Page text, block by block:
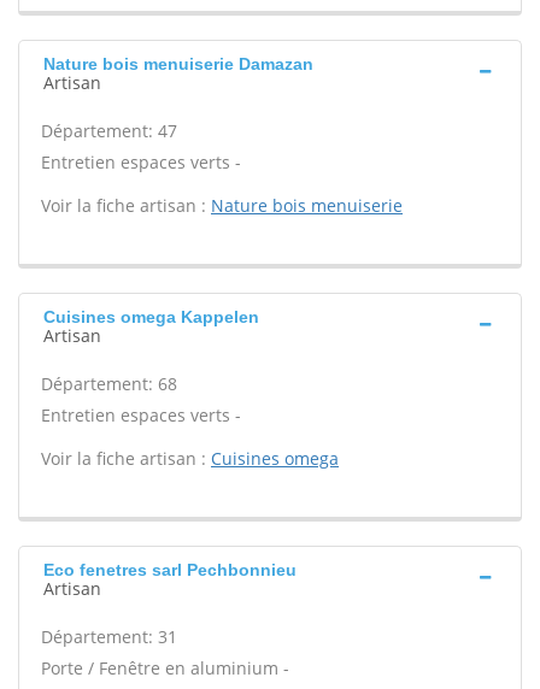
Nature bois menuiserie Damazan
Artisan
Département: 47
Entretien espaces verts -
Voir la fiche artisan : Nature bois menuiserie
Cuisines omega Kappelen
Artisan
Département: 68
Entretien espaces verts -
Voir la fiche artisan : Cuisines omega
Eco fenetres sarl Pechbonnieu
Artisan
Département: 31
Porte / Fenêtre en aluminium -